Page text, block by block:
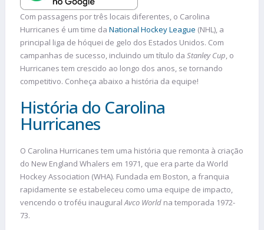
Com passagens por três locais diferentes, o Carolina
Hurricanes é um time da National Hockey League (NHL), a
principal liga de hóquei de gelo dos Estados Unidos. Com
campanhas de sucesso, incluindo um título da Stanley Cup, o
Hurricanes tem crescido ao longo dos anos, se tornando
competitivo. Conheça abaixo a história da equipe!
História do Carolina
Hurricanes
O Carolina Hurricanes tem uma história que remonta à criação
do New England Whalers em 1971, que era parte da World
Hockey Association (WHA). Fundada em Boston, a franquia
rapidamente se estabeleceu como uma equipe de impacto,
vencendo o troféu inauguralAvco World na temporada 1972-
73.